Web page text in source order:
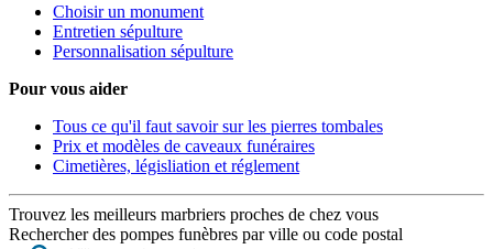
Choisir un monument
Entretien sépulture
Personnalisation sépulture
Pour vous aider
Tous ce qu'il faut savoir sur les pierres tombales
Prix et modèles de caveaux funéraires
Cimetières, législiation et réglement
Trouvez les meilleurs marbriers proches de chez vous
Rechercher des pompes funèbres par ville ou code postal